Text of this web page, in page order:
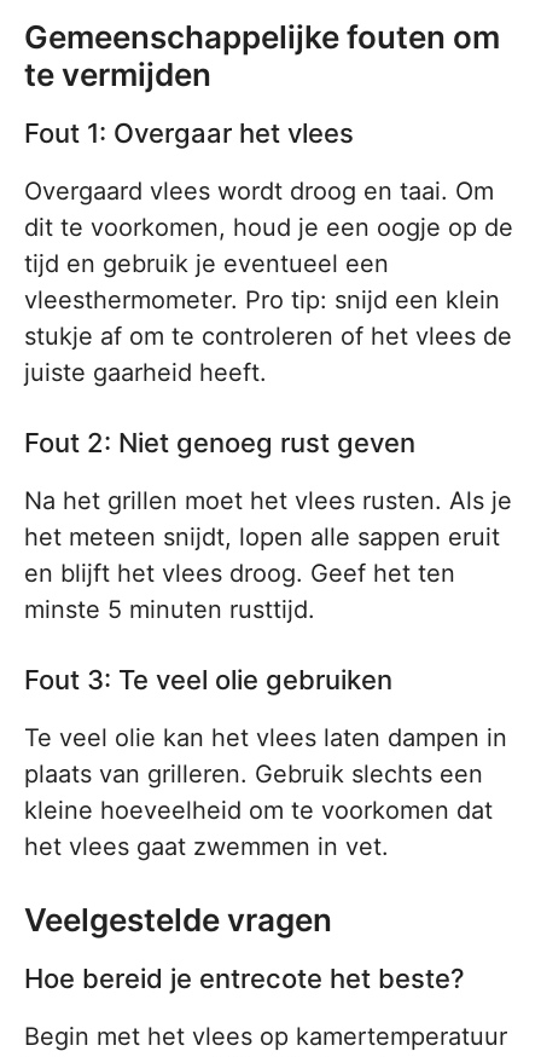
Gemeenschappelijke fouten om
te vermijden
Fout 1: Overgaar het vlees
Overgaard vlees wordt droog en taai. Om
dit te voorkomen, houd je een oogje op de
tijd en gebruik je eventueel een
vleesthermometer. Pro tip: snijd een klein
stukje af om te controleren of het vlees de
juiste gaarheid heeft.
Fout 2: Niet genoeg rust geven
Na het grillen moet het vlees rusten. Als je
het meteen snijdt, lopen alle sappen eruit
en blijft het vlees droog. Geef het ten
minste 5 minuten rusttijd.
Fout 3: Te veel olie gebruiken
Te veel olie kan het vlees laten dampen in
plaats van grilleren. Gebruik slechts een
kleine hoeveelheid om te voorkomen dat
het vlees gaat zwemmen in vet.
Veelgestelde vragen
Hoe bereid je entrecote het beste?
Begin met het vlees op kamertemperatuur